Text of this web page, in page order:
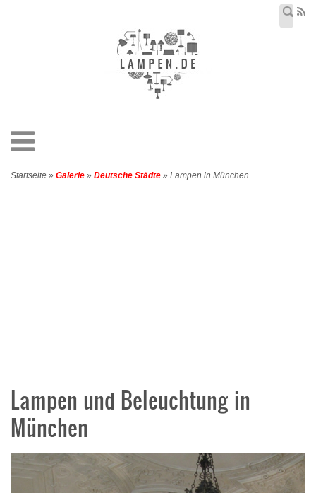
Startseite » Galerie » Deutsche Städte » Lampen in München
Lampen und Beleuchtung in
München